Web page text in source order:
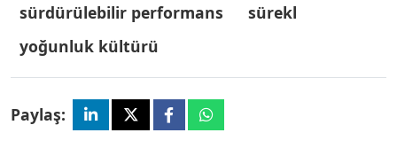
sürdürülebilir performans
sürekl
yoğunluk kültürü
Paylaş: